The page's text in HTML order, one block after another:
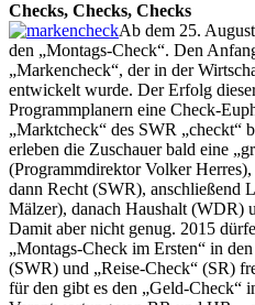
Checks, Checks, Checks
Ab dem 25.
den „Montags-Check“. Den
„Markencheck“, der in der
entwickelt wurde. Der Erfolg
Programmplanern eine Check-
„Marktcheck“ des SWR „checkt“
erleben die Zuschauer bald eine
(Programmdirektor Volker
dann Recht (SWR), anschließend
Mälzer), danach Haushalt (WDR)
Damit aber nicht genug. 2015
„Montags-Check im Ersten“ in
(SWR) und „Reise-Check“ (SR)
für den gibt es den „Geld-Check“